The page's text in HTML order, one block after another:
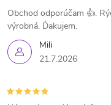
Mili
21.7.2026
Obchod odporúčam 👍.
výrobná. Ďakujem.